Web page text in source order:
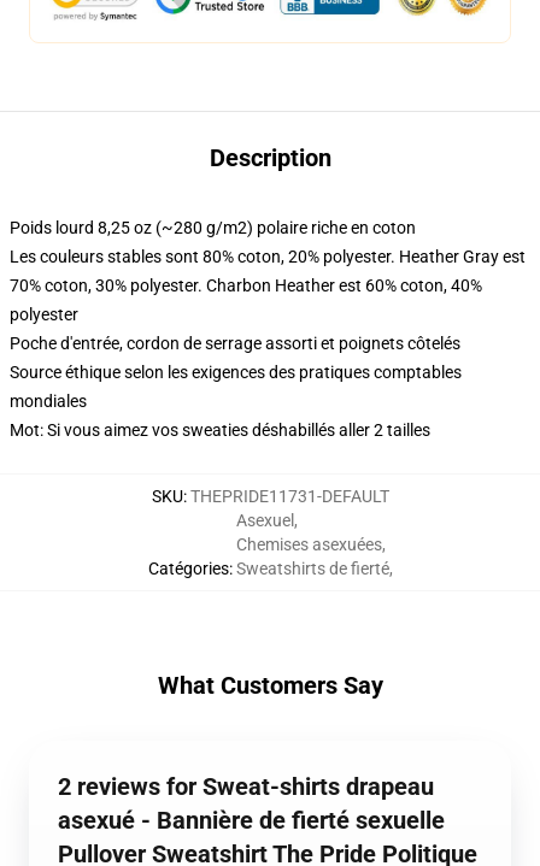
Description
Poids lourd 8,25 oz (~280 g/m2) polaire riche en coton
Les couleurs stables sont 80% coton, 20% polyester. Heather Gray est
70% coton, 30% polyester. Charbon Heather est 60% coton, 40%
polyester
Poche d'entrée, cordon de serrage assorti et poignets côtelés
Source éthique selon les exigences des pratiques comptables
mondiales
Mot: Si vous aimez vos sweaties déshabillés aller 2 tailles
SKU:THEPRIDE11731-DEFAULT
Catégories:
Asexuel ,
Chemises asexuées,
Sweatshirts de fierté,
What Customers Say
2 reviews for Sweat-shirts drapeau
asexué - Bannière de fierté sexuelle
Pullover Sweatshirt The Pride Politique